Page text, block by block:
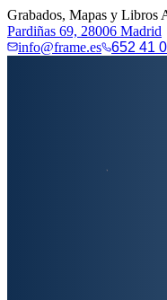
Grabados, Mapas y Libros
Pardiñas 69, 28006 Madrid
info@frame.es
652 41